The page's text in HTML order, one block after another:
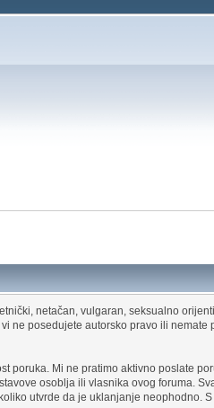
netačan, vulgaran, seksualno
ne posedujete autorsko pravo ili
poruka. Mi ne pratimo aktivno poslate
osoblja ili vlasnika ovog foruma.
utvrde da je uklanjanje